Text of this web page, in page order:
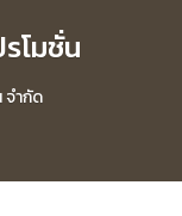
โมชั่น
ำกัด